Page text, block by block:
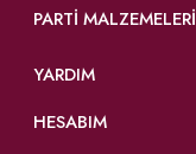
PARTI MALZEMELERI
YARDIM
HESABIM